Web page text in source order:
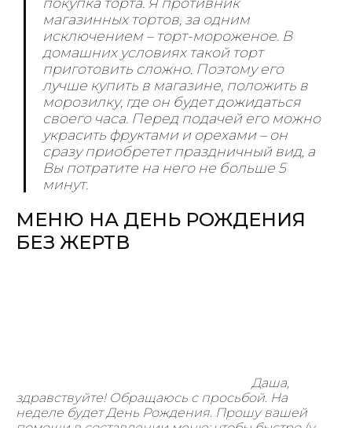
магазинных тортов, за одним
исключением – торт-мороженое. В
домашних условиях такой торт
приготовить сложно. Поэтому его
лучше купить в магазине, положить в
морозилку, где он будет дожидаться
своего часа. Перед подачей его можно
украсить фруктами и орехами – он
сразу приобретет праздничный вид, а
Вы потратите на него не больше 5
минут.
МЕНЮ НА ДЕНЬ РОЖДЕНИЯ
БЕЗ ЖЕРТВ
Даша,
здравствуйте! Обращаюсь с просьбой. На
неделе будет День Рождения. Прошу вашей